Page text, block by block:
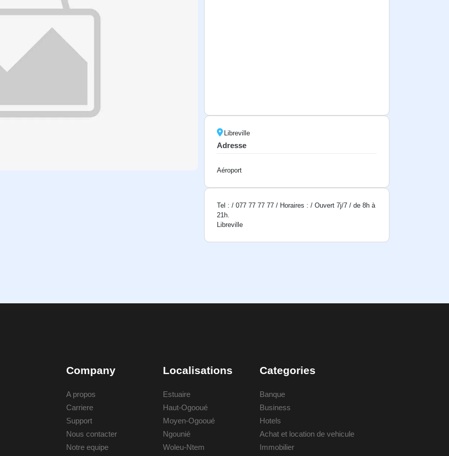
Libreville
Adresse
Aéroport
Tel : / 077 77 77 77 / Horaires : / Ouvert 7j/7 / de 8h à
21h.
Libreville
Company
A propos
Carriere
Support
Nous contacter
Notre equipe
Localisations
Estuaire
Haut-Ogooué
Moyen-Ogooué
Ngounié
Woleu-Ntem
Categories
Banque
Business
Hotels
Achat et location de vehicule
Immobilier